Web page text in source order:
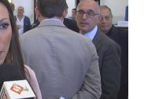
4